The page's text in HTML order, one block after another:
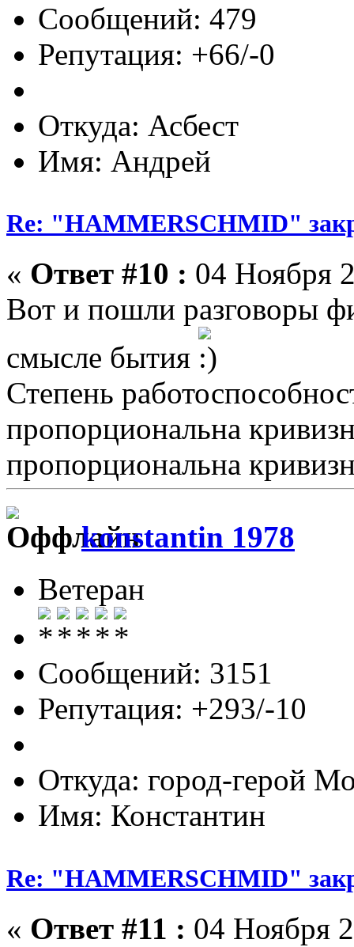
Сообщений: 479
Репутация: +66/-0
Откуда: Асбест
Имя: Андрей
Re: "HAMMERSCHMID"
« Ответ #10 : 04 Ноября
Вот и пошли разговоры
смысле бытия
Степень
пропорциональна
пропорциональна
konstantin 1978
Ветеран
Сообщений: 3151
Репутация: +293/-10
Откуда: город-герой
Имя: Константин
Re: "HAMMERSCHMID"
« Ответ #11 : 04 Ноября